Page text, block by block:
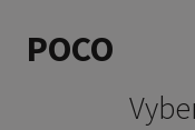
POCO